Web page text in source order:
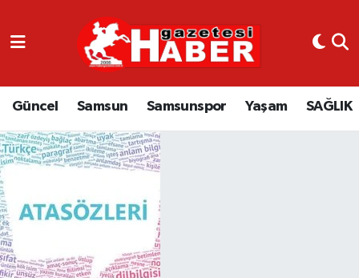
Güncel Samsun Samsunspor Yaşam SAĞLIK
GÜNCEL
SAMSUN
SAMSUNSPOR
YAŞAM